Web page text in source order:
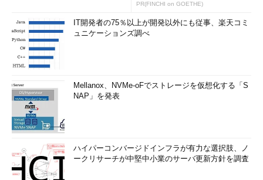
200Mbit/sより高速
20Mbit/s超～200Mbit/s以下
4Mbit/s超～20Mbit/s以下
500Kbit/s超～4Mbit/s以下
40
500Kbit/s以下
（内部ループバック）
リンクスピードとメトリック値の関係
Windows XPでは、デフォルトではこのようにネットワークインタフェースの
リンクスピードに応じてメトリック値が決定される。メトリック値が小さい方
が優先度が高い（通信コストが少ない）とされる。数値の絶対値にはあまり意
味はなく、大小関係だけに基づいて判断される。ただしここでいうリンクスピ
PR(FINCHI on GOETHE)
IT開発者の75％以上が開発以外にも従事、楽天コミ
ュニケーションズ調べ
Mellanox、NVMe-oFでストレージを仮想化する「S
NAP」を発表
ハイパーコンバージドインフラが有力な選択肢、ノ
ークリサーチが中堅中小業のサーバ更新方針を調査